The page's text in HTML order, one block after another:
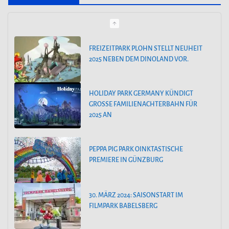
HOLIDAY PARK GERMANY KÜNDIGT
GROSSE FAMILIENACHTERBAHN FÜR 2
PEPPA PIG PARK OINKTASTISCHE
PREMIERE IN GÜNZBURG
30. MÄRZ 2024: SAISONSTART IM
FILMPARK BABELSBERG
ALOHA OHANA! TROPICAL ISLANDS
BEGRÜSST HAWAII